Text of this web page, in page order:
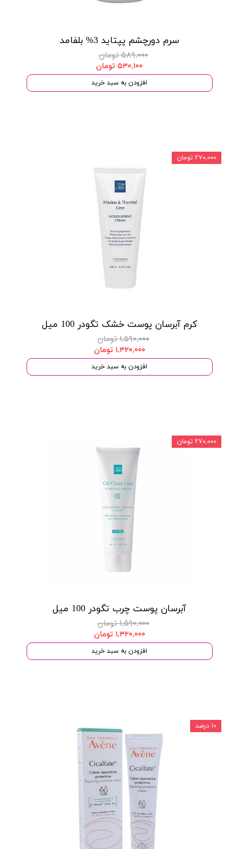
سرم دورچشم پپتاید 3% بلفامد
۵۸۹,۰۰۰ تومان
۵۳۰,۱۰۰ تومان
افزودن به سبد خرید
کرم آبرسان پوست خشک تگودر 100 میل
۱,۵۹۰,۰۰۰ تومان
۱,۳۲۰,۰۰۰ تومان
افزودن به سبد خرید
۲۷۰,۰۰۰ تومان
آبرسان پوست چرب تگودر 100 میل
۱,۵۹۰,۰۰۰ تومان
۱,۳۲۰,۰۰۰ تومان
افزودن به سبد خرید
۲۷۰,۰۰۰ تومان
۱۰ درصد